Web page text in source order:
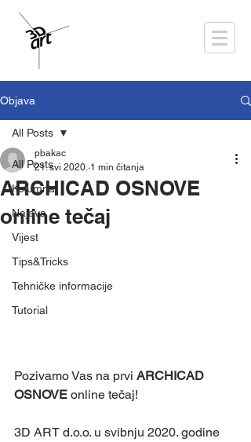
Objava
All Posts
Kolumna
Najava
Vijest
Tips&Tricks
Tehničke informacije
Tutorial
All Posts
ARCHICAD OSNOVE
online tečaj
pbakac
21. svi 2020. 1 min čitanja
Pozivamo Vas na prvi ARCHICAD
OSNOVE online tečaj!
3D ART d.o.o. u svibnju 2020. godine